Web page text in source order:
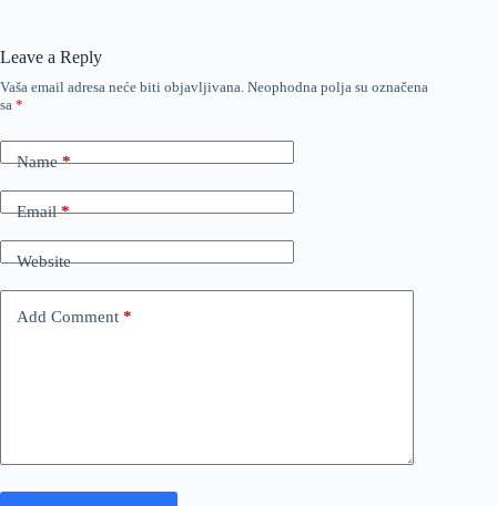
Leave a Reply
Vaša email adresa neće biti objavljivana. Neophodna polja su označena
sa *
Name*
Email*
Website
Add Comment *